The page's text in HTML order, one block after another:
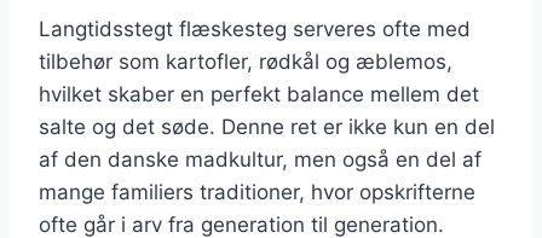
Langtidsstegt flæskesteg serveres ofte med
tilbehør som kartofler, rødkål og æblemos,
hvilket skaber en perfekt balance mellem det
salte og det søde. Denne ret er ikke kun en del
af den danske madkultur, men også en del af
mange familiers traditioner, hvor opskrifterne
ofte går i arv fra generation til generation.